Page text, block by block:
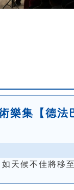
樂集【德法
天候不佳將移